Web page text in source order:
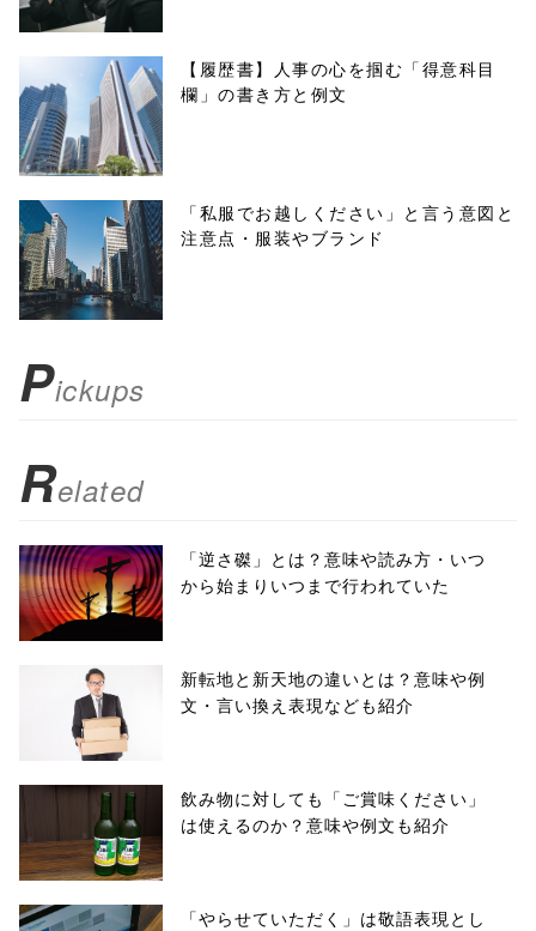
w.open(this.hre
f, 'Gwindow',
'width=550,
height=450,
menubar=no,
toolbar=no,
scrollbars=yes'
false;"> シェア
【履歴書】人事の心を掴む「得意科目
欄」の書き方と例文
「私服でお越しください」と言う意図と
注意点・服装やブランド
Pickups
Related
「逆さ磔」とは？意味や読み方・いつ
から始まりいつまで行われていた
新転地と新天地の違いとは？意味や例
文・言い換え表現なども紹介
飲み物に対しても「ご賞味ください」
は使えるのか？意味や例文も紹介
「やらせていただく」は敬語表現とし